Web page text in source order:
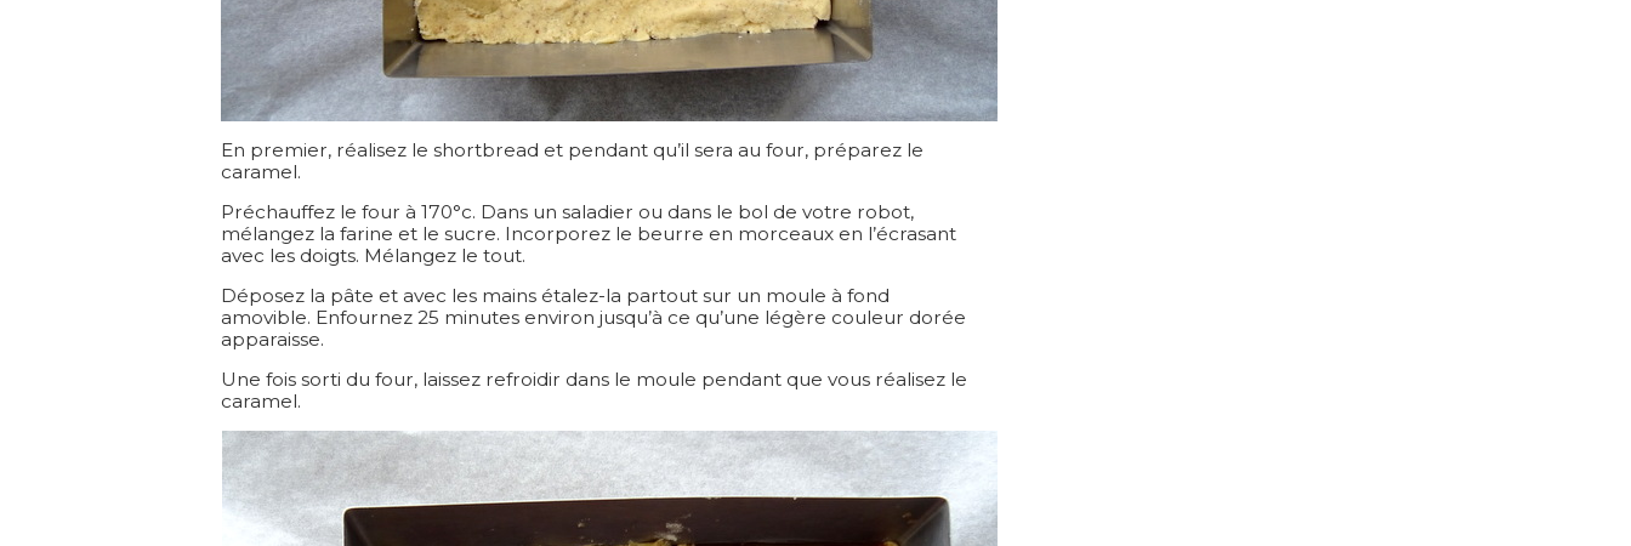
En premier, réalisez le shortbread et pendant qu’il sera au four, préparez le
caramel.
Préchauffez le four à 170°c. Dans un saladier ou dans le bol de votre robot,
mélangez la farine et le sucre. Incorporez le beurre en morceaux en l’écrasant
avec les doigts. Mélangez le tout.
Déposez la pâte et avec les mains étalez-la partout sur un moule à fond
amovible. Enfournez 25 minutes environ jusqu’à ce qu’une légère couleur dorée
apparaisse.
Une fois sorti du four, laissez refroidir dans le moule pendant que vous réalisez le
caramel.